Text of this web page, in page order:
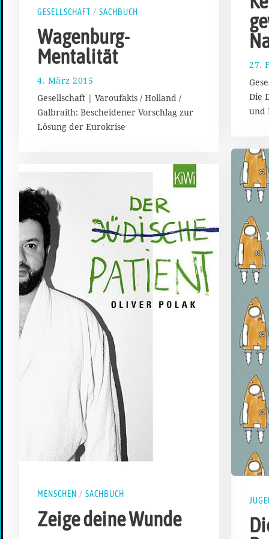
GESELLSCHAFT / SACHBUCH
Wagenburg-
Mentalität
4. März 2015
M
ä
r
Gesellschaft | Varoufakis / Holland /
Galbraith: Bescheidener Vorschlag zur
Lösung der Eurokrise
27.
Die
und
MENSCHEN / SACHBUCH
Zeige deine Wunde